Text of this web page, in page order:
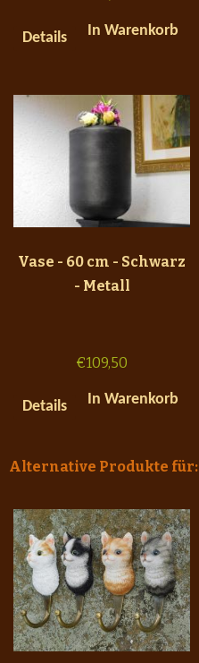
Details In Warenkorb
Vase - 60 cm - Schwarz
- Metall
€109,50
Details In Warenkorb
Alternative Produkte für: